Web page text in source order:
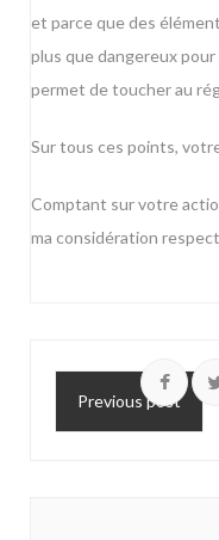
et parce que des
plus que dangereux pour
permet de toucher au
Sur tous ces points,
Comptant sur votre
ma considération
Previous post